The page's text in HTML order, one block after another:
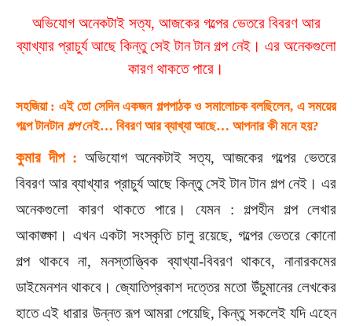
অভিযোগ অনেকটাই সত্য, আজকের গল্পের ভেতরে বিবরণ আর
ব্যাখ্যার প্রাচুর্য আছে কিন্তু সেই টান টান গল্প নেই। এর অনেকগুলো
কারণ থাকতে পারে।
সহজিয়া : এই তো সেদিন একজন গল্পপাঠক ও সমালোচক বলছিলেন, এ সময়ের
গল্পে টানটান গল্পনেই… বিবরণ আর ব্যাখ্যা আছে… আপনার কী মনে হয়?
কুমার দীপ : অভিযোগ অনেকটাই সত্য, আজকের গল্পের ভেতরে
বিবরণ আর ব্যাখ্যার প্রাচুর্য আছে কিন্তু সেই টান টান গল্প নেই। এর
অনেকগুলো কারণ থাকতে পারে। যেমন : গল্পহীন গল্প লেখার
আকাঙ্ক্ষা। এখন একটা সংস্কৃতি চালু রয়েছে, গল্পের ভেতরে কোনো
গল্প থাকবে না, মনস্তাত্ত্বিক ব্যাখ্যা-বিবরণ থাকবে, নানারকমের
ডাইমেনশন থাকবে। জ্যোতিপ্রকাশ দত্তের মতো উঁচুমানের লেখকের
হাতে এই ধারার উন্নত রূপ আমরা পেয়েছি, কিন্তু সকলেই যদি এহেন